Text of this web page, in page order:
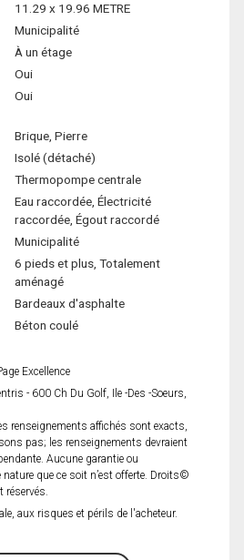
11.29 x 19.96 METRE
Municipalité
À un étage
Oui
Oui
Brique, Pierre
Isolé (détaché)
Thermopompe centrale
Eau raccordée, Électricité
raccordée, Égout raccordé
Municipalité
6 pieds et plus, Totalement
aménagé
Bardeaux d'asphalte
Béton coulé
Excellence
- 600 Ch Du Golf, Ile -Des -Soeurs,
renseignements affichés sont exacts,
pas; les renseignements devraient
Aucune garantie ou
nature que ce soit n’est offerte. Droits©
réservés.
aux risques et périls de l'acheteur.